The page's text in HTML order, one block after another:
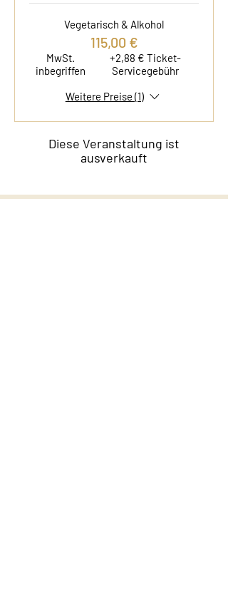
Vegetarisch & Alkohol
115,00 €
MwSt.
inbegriffen
+2,88 € Ticket-
Servicegebühr
Weitere Preise (1)
Diese Veranstaltung ist
ausverkauft